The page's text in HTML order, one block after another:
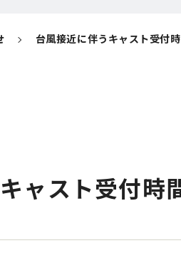
よ
台風接近に伴うキャスト受付時間変更の
ャスト受付時